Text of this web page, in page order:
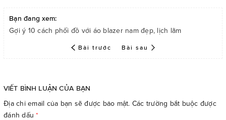
Bạn đang xem:
Gợi ý 10 cách phối đồ với áo blazer nam đẹp, lịch lãm
Bài trước Bài sau
VIẾT BÌNH LUẬN CỦA BẠN
Địa chỉ email của bạn sẽ được bảo mật. Các trường bắt buộc được
đánh dấu*